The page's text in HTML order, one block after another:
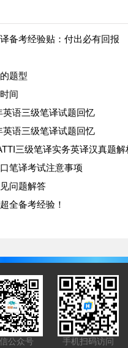
备考经验贴：付出必有回报
题型
间
英语三级笔译试题回忆
英语三级笔译试题回忆
三级笔译实务英译汉真题解
笔译考试注意事项
问题解答
全备考经验！
公众号 手机扫码访问